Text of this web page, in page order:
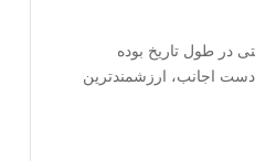
در طول تاریخ بوده
اجانب، ارزشمندترین